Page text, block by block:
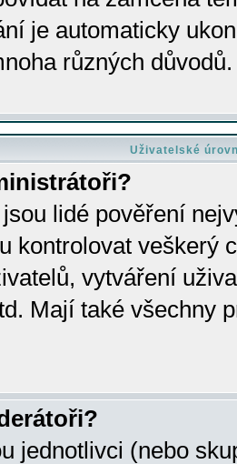
je automaticky
různých důvodů.
Uživatelské
lidé pověření
kontrolovat veškerý
vytváření
Mají také všechny
jednotlivci (nebo